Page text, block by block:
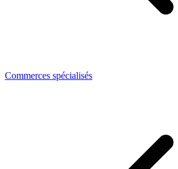
Commerces spécialisés